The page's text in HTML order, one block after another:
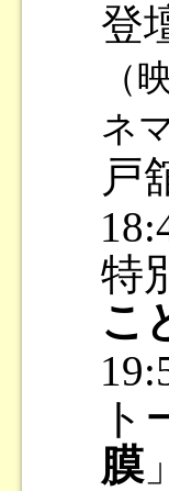
登
（
ネ
戸
特
こ
ト
膜」